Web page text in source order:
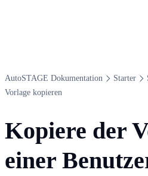
Auto​STAGE Dokumentation Starter
Vorlage kopieren
Kopiere der
einer